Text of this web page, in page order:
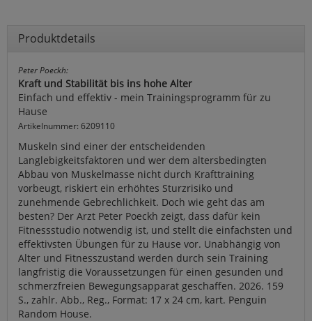
Produktdetails
Peter Poeckh:
Kraft und Stabilität bis ins hohe Alter
Einfach und effektiv - mein Trainingsprogramm für zu
Hause
Artikelnummer: 6209110
Muskeln sind einer der entscheidenden
Langlebigkeitsfaktoren und wer dem altersbedingten
Abbau von Muskelmasse nicht durch Krafttraining
vorbeugt, riskiert ein erhöhtes Sturzrisiko und
zunehmende Gebrechlichkeit. Doch wie geht das am
besten? Der Arzt Peter Poeckh zeigt, dass dafür kein
Fitnessstudio notwendig ist, und stellt die einfachsten und
effektivsten Übungen für zu Hause vor. Unabhängig von
Alter und Fitnesszustand werden durch sein Training
langfristig die Voraussetzungen für einen gesunden und
schmerzfreien Bewegungsapparat geschaffen. 2026. 159
S., zahlr. Abb., Reg., Format: 17 x 24 cm, kart. Penguin
Random House.